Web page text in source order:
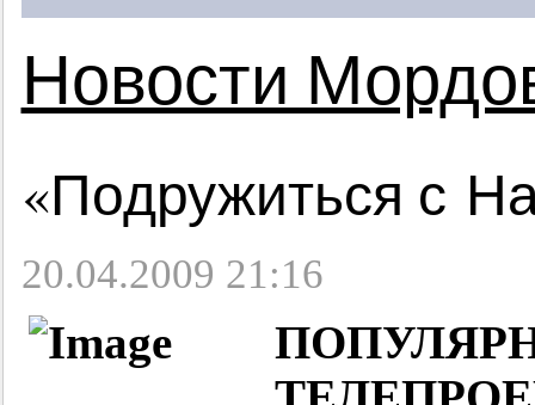
Новости
«Подружиться с
20.04.2009 21:16